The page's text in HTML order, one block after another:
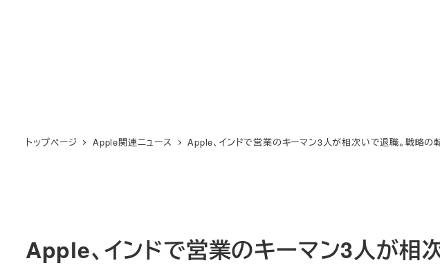
トップページ Apple関連ニュース Apple、インドで営業のキーマン3人が相次いで退職。戦略の
Apple、インドで営業のキーマン3人が相